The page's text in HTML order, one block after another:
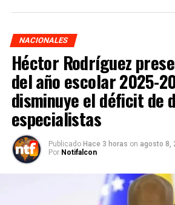
NACIONALES
Héctor Rodríguez
del año escolar 2025-
disminuye el déficit de
especialistas
Publicado Hace 3 horas on agosto 8,
Por Notifalcon